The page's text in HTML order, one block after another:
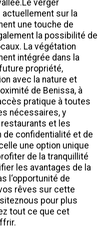
verger
actuellement sur la
une touche de
la possibilité de
La végétation
intégrée dans la
propriété,
avec la nature et
de Benissa, à
pratique à toutes
nécessaires, y
et les
de confidentialité et de
une option unique
de la tranquillité
les avantages de la
l‘opportunité de
rêves sur cette
pour plus
tout ce que cet